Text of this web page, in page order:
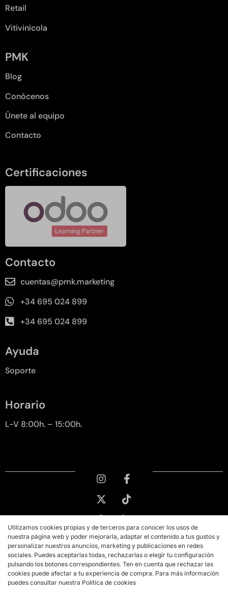
Retail
Vitivinícola
PMK
Blog
Conócenos
Únete al equipo
Contacto
Certificaciones
Contacto
cuentas@pmk.marketing
+34 695 024 899
+34 695 024 899
Ayuda
Soporte
Horario
L-V 8:00h. – 15:00h.
Utilizamos cookies propias y de terceros para conocer los usos de
nuestra página web y poder mejorarla, adaptar el contenido a tus gustos y
personalizar nuestros anuncios, marketing y publicaciones en redes
sociales. Puedes aceptarlas todas, rechazarlas o elegir tu configuración
pulsando los botones correspondientes. Ten en cuenta que rechazar las
cookies puede afectar a tu experiencia de compra. Para más información
puedes consultar nuestra Política de cookies